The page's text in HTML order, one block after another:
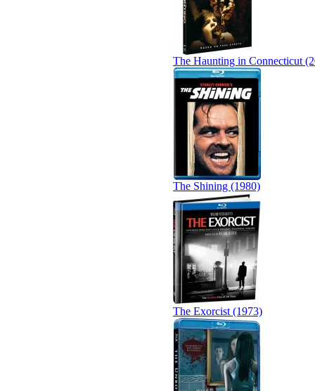
The Haunting in Connecticut
The Shining (1980)
The Exorcist (1973)